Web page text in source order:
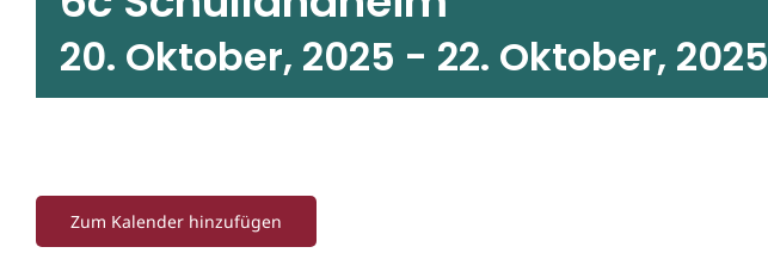
20. Oktober, 2025 - 22. Oktober, 2025
Zum Kalender hinzufügen